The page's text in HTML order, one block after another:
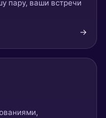
пару, ваши встречи
→